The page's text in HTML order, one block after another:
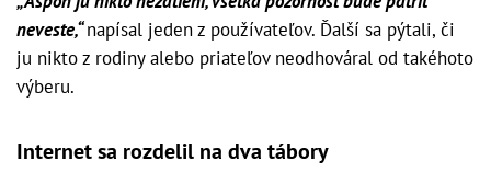
neveste,“napísal jeden z používateľov. Ďalší sa pýtali, či
ju nikto z rodiny alebo priateľov neodhováral od takéhoto
výberu.
Internet sa rozdelil na dva tábory